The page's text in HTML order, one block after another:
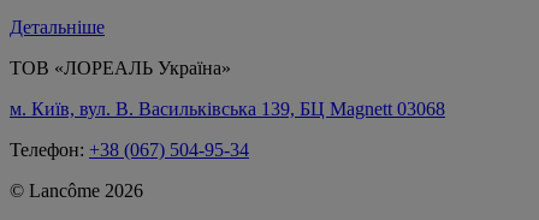
Детальніше
ТОВ «ЛОРЕАЛЬ Україна»
м. Київ, вул. В. Васильківська 139, БЦ Magnett 03068
Телефон: +38 (067) 504-95-34
© Lancôme 2026